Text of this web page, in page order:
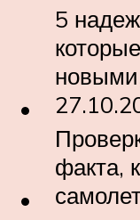
5
факта,